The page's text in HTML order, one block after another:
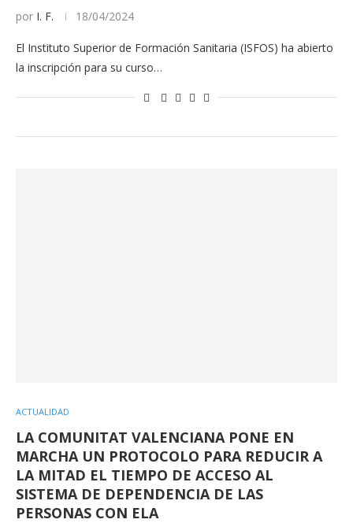
por I. F. 18/04/2024
El Instituto Superior de Formación Sanitaria (ISFOS) ha abierto
la inscripción para su curso…
ACTUALIDAD
LA COMUNITAT VALENCIANA PONE EN
MARCHA UN PROTOCOLO PARA REDUCIR A
LA MITAD EL TIEMPO DE ACCESO AL
SISTEMA DE DEPENDENCIA DE LAS
PERSONAS CON ELA